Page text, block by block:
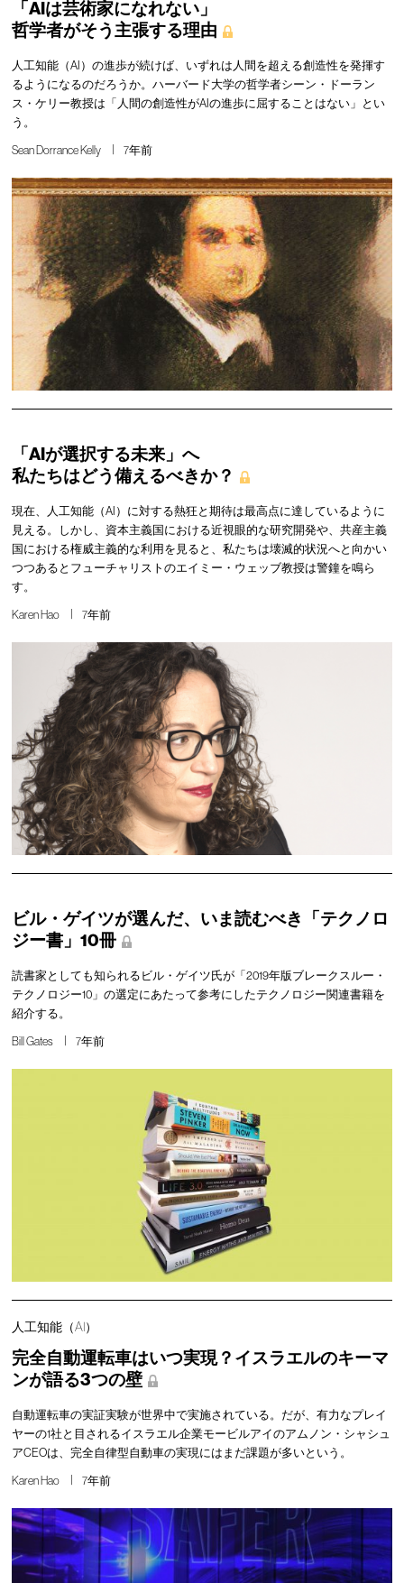
「AIは芸術家になれない」
哲学者がそう主張する理由
人工知能（AI）の進歩が続けば、いずれは人間を超える創造性を発揮す
るようになるのだろうか。ハーバード大学の哲学者シーン・ドーラン
ス・ケリー教授は「人間の創造性がAIの進歩に屈することはない」とい
う。
Sean Dorrance Kelly 7年前
「AIが選択する未来」へ
私たちはどう備えるべきか？
現在、人工知能（AI）に対する熱狂と期待は最高点に達しているように
見える。しかし、資本主義国における近視眼的な研究開発や、共産主義
国における権威主義的な利用を見ると、私たちは壊滅的状況へと向かい
つつあるとフューチャリストのエイミー・ウェッブ教授は警鐘を鳴ら
す。
Karen Hao 7年前
ビル・ゲイツが選んだ、いま読むべき「テクノロ
ジー書」10冊
読書家としても知られるビル・ゲイツ氏が「2019年版ブレークスルー・
テクノロジー10」の選定にあたって参考にしたテクノロジー関連書籍を
紹介する。
Bill Gates 7年前
人工知能（AI）
完全自動運転車はいつ実現？イスラエルのキーマ
ンが語る3つの壁
自動運転車の実証実験が世界中で実施されている。だが、有力なプレイ
ヤーの1社と目されるイスラエル企業モービルアイのアムノン・シャシュ
アCEOは、完全自律型自動車の実現にはまだ課題が多いという。
Karen Hao 7年前